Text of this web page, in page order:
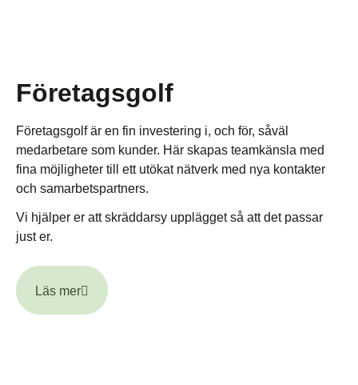
Företagsgolf
Företagsgolf är en fin investering i, och för, såväl
medarbetare som kunder. Här skapas teamkänsla med
fina möjligheter till ett utökat nätverk med nya kontakter
och samarbetspartners.
Vi hjälper er att skräddarsy upplägget så att det passar
just er.
Läs mer